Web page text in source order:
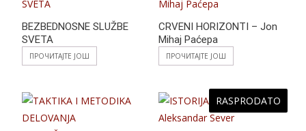
BEZBEDNOSNE SLUŽBE
SVETA
ПРОЧИТАЈТЕ ЈОШ
CRVENI HORIZONTI – Jon
Mihaj Paćepa
ПРОЧИТАЈТЕ ЈОШ
RASPRODATO